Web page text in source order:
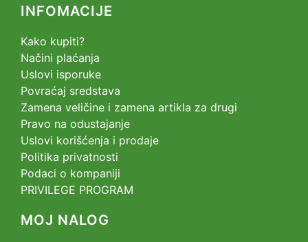
INFOMACIJE
Kako kupiti?
Načini plaćanja
Uslovi isporuke
Povraćaj sredstava
Zamena veličine i zamena artikla za drugi
Pravo na odustajanje
Uslovi korišćenja i prodaje
Politika privatnosti
Podaci o kompaniji
PRIVILEGE PROGRAM
MOJ NALOG